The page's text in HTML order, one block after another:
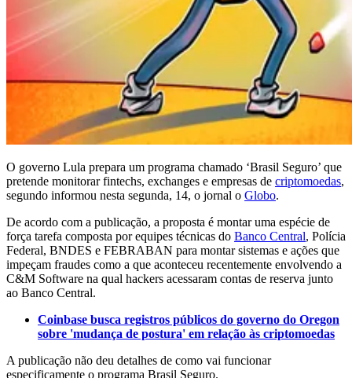
O governo Lula prepara um programa chamado ‘Brasil Seguro’ que
pretende monitorar fintechs, exchanges e empresas de criptomoedas,
segundo informou nesta segunda, 14, o jornal o Globo.
De acordo com a publicação, a proposta é montar uma espécie de
força tarefa composta por equipes técnicas do Banco Central, Polícia
Federal, BNDES e FEBRABAN para montar sistemas e ações que
impeçam fraudes como a que aconteceu recentemente envolvendo a
C&M Software na qual hackers acessaram contas de reserva junto
ao Banco Central.
Coinbase busca registros públicos do governo do Oregon
sobre 'mudança de postura' em relação às criptomoedas
A publicação não deu detalhes de como vai funcionar
especificamente o programa Brasil Seguro.